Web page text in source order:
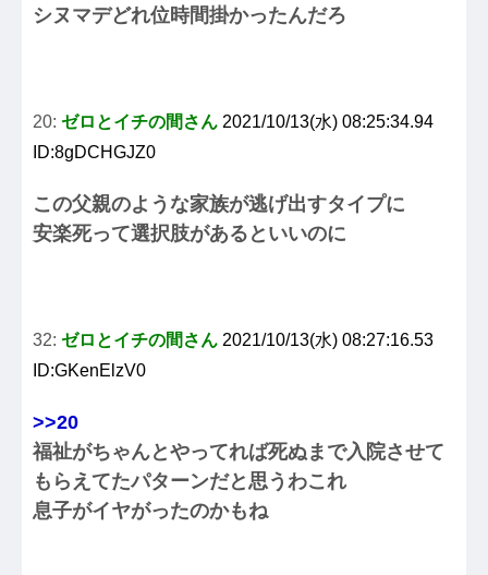
シヌマデどれ位時間掛かったんだろ
20: ゼロとイチの間さん 2021/10/13(水) 08:25:34.94
ID:8gDCHGJZ0
この父親のような家族が逃げ出すタイプに
安楽死って選択肢があるといいのに
32: ゼロとイチの間さん 2021/10/13(水) 08:27:16.53
ID:GKenElzV0
>>20
福祉がちゃんとやってれば死ぬまで入院させて
もらえてたパターンだと思うわこれ
息子がイヤがったのかもね